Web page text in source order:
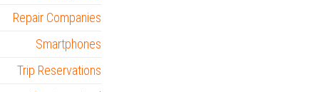
Repair Companies
Smartphones
Trip Reservations